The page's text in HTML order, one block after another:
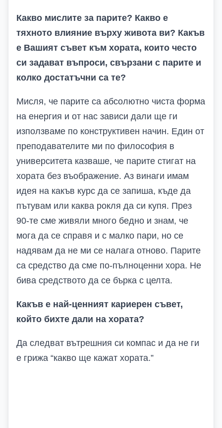
Какво мислите за парите? Какво е
тяхното влияние върху живота ви? Какъв
е Вашият съвет към хората, които често
си задават въпроси, свързани с парите и
колко достатъчни са те?
Мисля, че парите са абсолютно чиста форма
на енергия и от нас зависи дали ще ги
използваме по конструктивен начин. Един от
преподавателите ми по философия в
университета казваше, че парите стигат на
хората без въображение. Аз винаги имам
идея на какъв курс да се запиша, къде да
пътувам или каква рокля да си купя. През
90-те сме живяли много бедно и знам, че
мога да се справя и с малко пари, но се
надявам да не ми се налага отново. Парите
са средство да сме по-пълноценни хора. Не
бива средството да се бърка с целта.
Какъв е най-ценният кариерен съвет,
който бихте дали на хората?
Да следват вътрешния си компас и да не ги
е грижа “какво ще кажат хората.”